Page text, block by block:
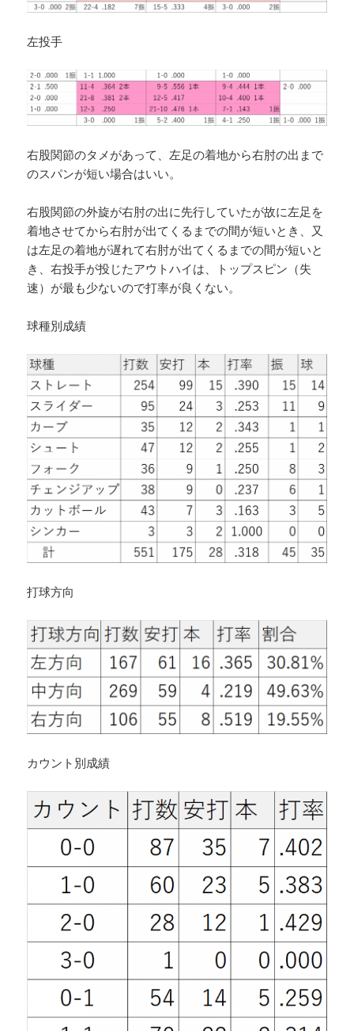
左投手
右股関節のタメがあって、左足の着地から右肘の出まで
のスパンが短い場合はいい。
右股関節の外旋が右肘の出に先行していたが故に左足を
着地させてから右肘が出てくるまでの間が短いとき、又
は左足の着地が遅れて右肘が出てくるまでの間が短いと
き、右投手が投じたアウトハイは、トップスピン（失
速）が最も少ないので打率が良くない。
球種別成績
打球方向
カウント別成績